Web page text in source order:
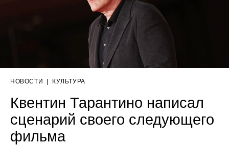
НОВОСТИ | КУЛЬТУРА
Квентин Тарантино написал
сценарий своего следующего
фильма